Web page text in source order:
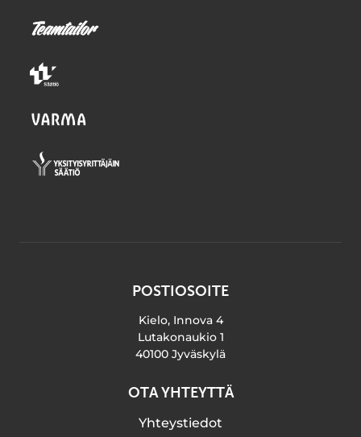
POSTIOSOITE
Kielo, Innova 4
Lutakonaukio 1
40100 Jyväskylä
OTA YHTEYTTÄ
Yhteystiedot